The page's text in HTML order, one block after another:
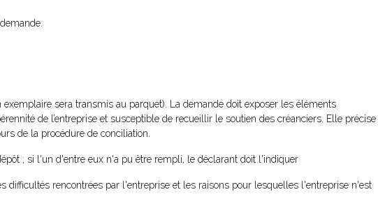
sera transmis au parquet). La demande doit exposer les éléments
de l’entreprise et susceptible de recueillir le soutien des créanciers. Elle précise
de la procédure de conciliation.
; si l'un d'entre eux n'a pu être rempli, le déclarant doit l'indiquer
difficultés rencontrées par l'entreprise et les raisons pour lesquelles l'entreprise n'est